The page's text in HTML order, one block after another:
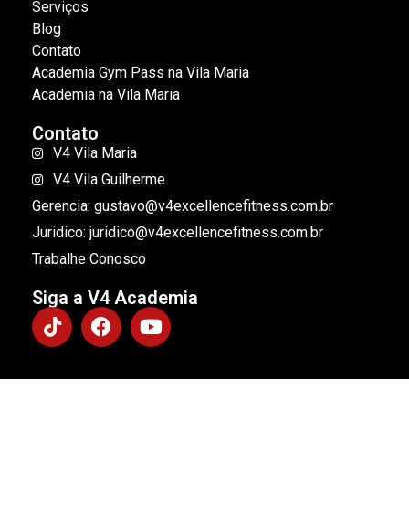
Serviços
Blog
Contato
Academia Gym Pass na Vila Maria
Academia na Vila Maria
Contato
V4 Vila Maria
V4 Vila Guilherme
Gerencia: gustavo@v4excellencefitness.com.br
Juridico: juridico@v4excellencefitness.com.br
Trabalhe Conosco
Siga a V4 Academia